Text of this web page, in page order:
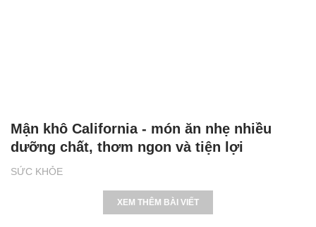
SỨC KHỎE
Mận khô California - món ăn nhẹ nhiều
dưỡng chất, thơm ngon và tiện lợi
XEM THÊM BÀI VIẾT